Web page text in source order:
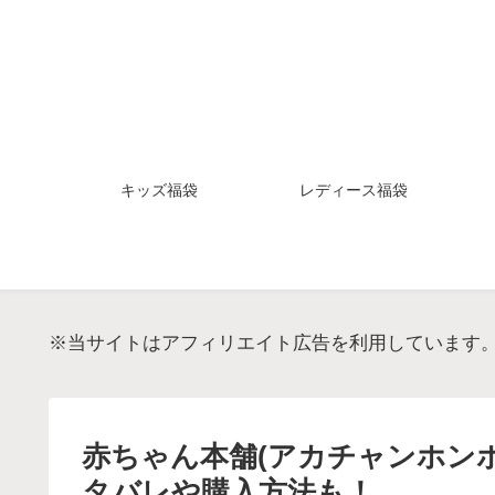
キッズ福袋 レディース福袋
※当サイトはアフィリエイト広告を利用しています
赤ちゃん本舗(アカチャンホン